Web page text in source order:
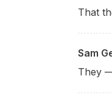
That
Sam
They